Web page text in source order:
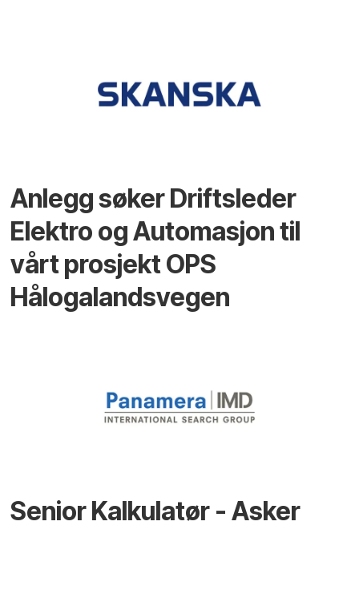
Anlegg søker Driftsleder
Elektro og Automasjon til
vårt prosjekt OPS
Hålogalandsvegen
Senior Kalkulatør - Asker